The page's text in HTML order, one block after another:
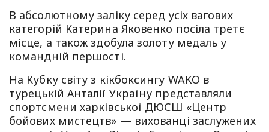
В абсолютному заліку серед усіх вагових
категорій Катерина Яковенко посіла третє
місце, а також здобула золоту медаль у
командній першості.
На Кубку світу з кікбоксингу WAKO в
турецькій Анталії Україну представляли
спортсмени харківської ДЮСШ «Центр
бойових мистецтв» — вихованці заслужених